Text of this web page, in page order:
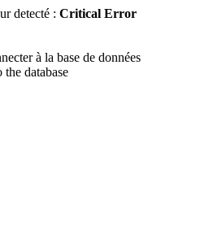
detecté : Critical Error
à la base de données
database